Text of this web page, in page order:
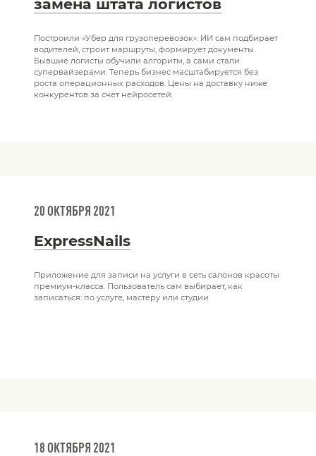
замена штата логистов
Построили «Убер для грузоперевозок»: ИИ сам подбирает
водителей, строит маршруты, формирует документы.
Бывшие логисты обучили алгоритм, а сами стали
супервайзерами. Теперь бизнес масштабируется без
роста операционных расходов. Цены на доставку ниже
конкурентов за счет нейросетей.
ExpressNails
20 ОКТЯБРЯ 2021
Приложение для записи на услуги в сеть салонов красоты
премиум-класса. Пользователь сам выбирает, как
записаться: по услуге, мастеру или студии
18 ОКТЯБРЯ 2021